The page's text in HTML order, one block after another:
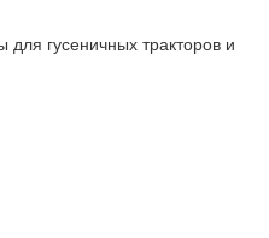
гусеничных тракторов и